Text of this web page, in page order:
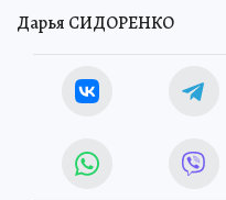
Дарья СИДОРЕНКО